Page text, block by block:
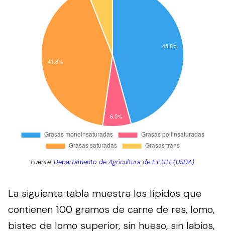
Fuente:Departamento de Agricultura de E.E.U.U. (USDA)
La siguiente tabla muestra los lípidos que
contienen 100 gramos de carne de res, lomo,
bistec de lomo superior, sin hueso, sin labios,